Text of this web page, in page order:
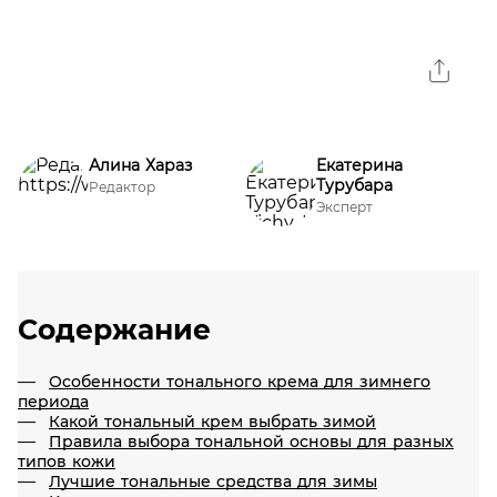
Алина Хараз
Редактор
Екатерина
Турубара
Эксперт
Содержание
Особенности тонального крема для зимнего
периода
Какой тональный крем выбрать зимой
Правила выбора тональной основы для разных
типов кожи
Лучшие тональные средства для зимы